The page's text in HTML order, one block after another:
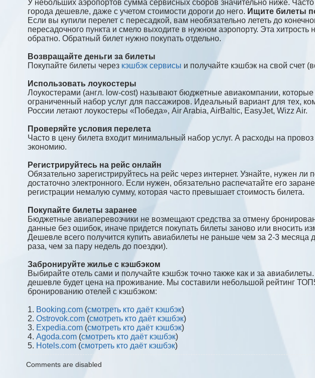
У небольших аэропортов сумма сервисных сборов значительно ниже. Часто
города дешевле, даже с учетом стоимости дороги до него. Ищите билеты
Если вы купили перелет с пересадкой, вам необязательно лететь до
пересадочного пункта и смело выходите в нужном аэропорту. Эта хитрость
обратно. Обратный билет нужно покупать отдельно.
Возвращайте деньги за билеты
Покупайте билеты через кэшбэк сервисы и получайте кэшбэк на свой счет
Использовать лоукостеры
Лоукостерами (англ. low-cost) называют бюджетные авиакомпании,
ограниченный набор услуг для пассажиров. Идеальный вариант для тех,
России летают лоукостеры «Победа», Air Arabia, AirBaltic, EasyJet, Wizz Air.
Проверяйте условия перелета
Часто в цену билета входит минимальный набор услуг. А расходы на
экономию.
Регистрируйтесь на рейс онлайн
Обязательно зарегистрируйтесь на рейс через интернет. Узнайте, нужен
достаточно электронного. Если нужен, обязательно распечатайте его
регистрации немалую сумму, которая часто превышает стоимость билета.
Покупайте билеты заранее
Бюджетные авиаперевозчики не возмещают средства за отмену
данные без ошибок, иначе придется покупать билеты заново или вносить
Дешевле всего получится купить авиабилеты не раньше чем за 2-3
раза, чем за пару недель до поездки).
Забронируйте жилье с кэшбэком
Выбирайте отель сами и получайте кэшбэк точно также как и за
дешевле будет цена на проживание. Мы составили небольшой рейтинг
бронированию отелей с кэшбэком:
1. Booking.com (смотреть кто даёт кэшбэк)
2. Ostrovok.com (смотреть кто даёт кэшбэк)
3. Expedia.com (смотреть кто даёт кэшбэк)
4. Agoda.com (смотреть кто даёт кэшбэк)
5. Hotels.com (смотреть кто даёт кэшбэк)
Comments are disabled